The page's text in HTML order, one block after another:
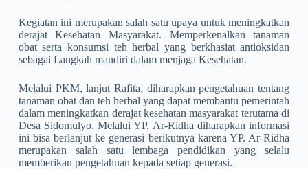
Kegiatan ini merupakan salah satu upaya untuk meningkatkan
derajat Kesehatan Masyarakat. Memperkenalkan tanaman
obat serta konsumsi teh herbal yang berkhasiat antioksidan
sebagai Langkah mandiri dalam menjaga Kesehatan.
Melalui PKM, lanjut Rafita, diharapkan pengetahuan tentang
tanaman obat dan teh herbal yang dapat membantu pemerintah
dalam meningkatkan derajat kesehatan masyarakat terutama di
Desa Sidomulyo. Melalui YP. Ar-Ridha diharapkan informasi
ini bisa berlanjut ke generasi berikutnya karena YP. Ar-Ridha
merupakan salah satu lembaga pendidikan yang selalu
memberikan pengetahuan kepada setiap generasi.